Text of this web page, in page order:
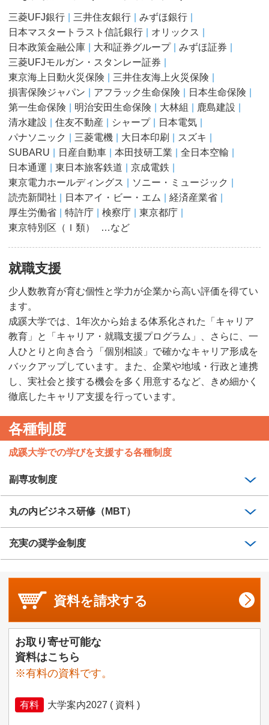
三菱UFJ銀行 三井住友銀行
みずほ銀行
日本マスタートラスト信託銀行
オリックス
日本政策金融公庫
大和証券グループ
みずほ証券
三菱UFJモルガン・スタンレー証券
東京海上日動火災保険
三井住友海上火災保険
損害保険ジャパン
アフラック生命保険
日本生命保険
第一生命保険
明治安田生命保険 大林組
鹿島建設
清水建設
住友不動産 シャープ
日本電気
パナソニック
三菱電機 大日本印刷
スズキ
SUBARU
日産自動車 本田技研工業
全日本空輸
日本通運
東日本旅客鉄道
京成電鉄
東京電力ホールディングス
ソニー・ミュージック
読売新聞社
日本アイ・ビー・エム
経済産業省
厚生労働省
特許庁 検察庁
東京都庁
東京特別区（Ｉ類）
…など
就職支援
少人数教育が育む個性と学力が企業から高い評価を得てい
ます。
成蹊大学では、1年次から始まる体系化された「キャリア
教育」と「キャリア・就職支援プログラム」、さらに、一
人ひとりと向き合う「個別相談」で確かなキャリア形成を
バックアップしています。また、企業や地域・行政と連携
し、実社会と接する機会を多く用意するなど、きめ細かく
徹底したキャリア支援を行っています。
各種制度
成蹊大学での学びを支援する各種制度
副専攻制度
丸の内ビジネス研修（MBT）
充実の奨学金制度
資料を請求する
お取り寄せ可能な
資料はこちら
※有料の資料です。
有料 大学案内2027 ( 資料 )